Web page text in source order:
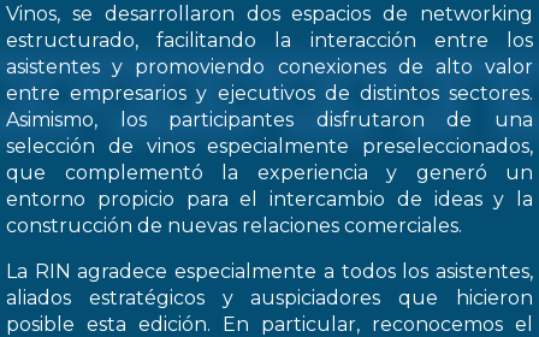
Vinos, se desarrollaron dos espacios de networking
estructurado, facilitando la interacción entre los
asistentes y promoviendo conexiones de alto valor
entre empresarios y ejecutivos de distintos sectores.
Asimismo, los participantes disfrutaron de una
selección de vinos especialmente preseleccionados,
que complementó la experiencia y generó un
entorno propicio para el intercambio de ideas y la
construcción de nuevas relaciones comerciales.
La RIN agradece especialmente a todos los asistentes,
aliados estratégicos y auspiciadores que hicieron
posible esta edición. En particular, reconocemos el